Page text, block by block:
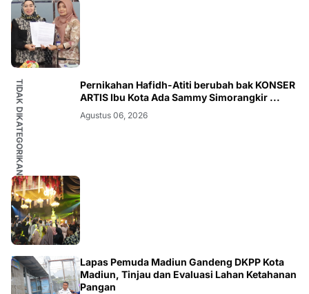
TIDAK DIKATEGORIKAN
Pernikahan Hafidh-Atiti berubah bak KONSER
ARTIS Ibu Kota Ada Sammy Simorangkir ...
Agustus 06, 2026
MADIUN
Lapas Pemuda Madiun Gandeng DKPP Kota
Madiun, Tinjau dan Evaluasi Lahan Ketahanan
Pangan